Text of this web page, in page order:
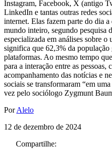
Instagram, Facebook, X (antigo
LinkedIn e tantas outras redes
internet. Elas fazem parte do dia
mundo inteiro, segundo pesquisa
especializada em análises sobre o
significa que 62,3% da população
plataformas. Ao mesmo tempo
para a interação entre as pessoas,
acompanhamento das notícias e
sociais se transformaram “em
vez pelo sociólogo Zygmunt
PorAlelo
12 de dezembro de 2024
Compartilhe: